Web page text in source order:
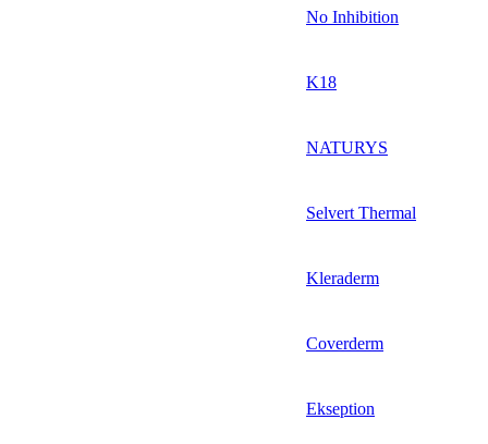
No Inhibition
K18
NATURYS
Selvert Thermal
Kleraderm
Coverderm
Ekseption